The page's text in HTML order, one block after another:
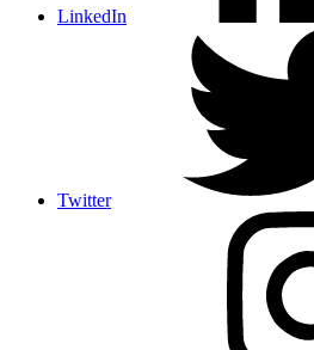
LinkedIn
Twitter